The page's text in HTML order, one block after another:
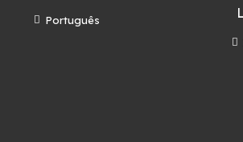
Português